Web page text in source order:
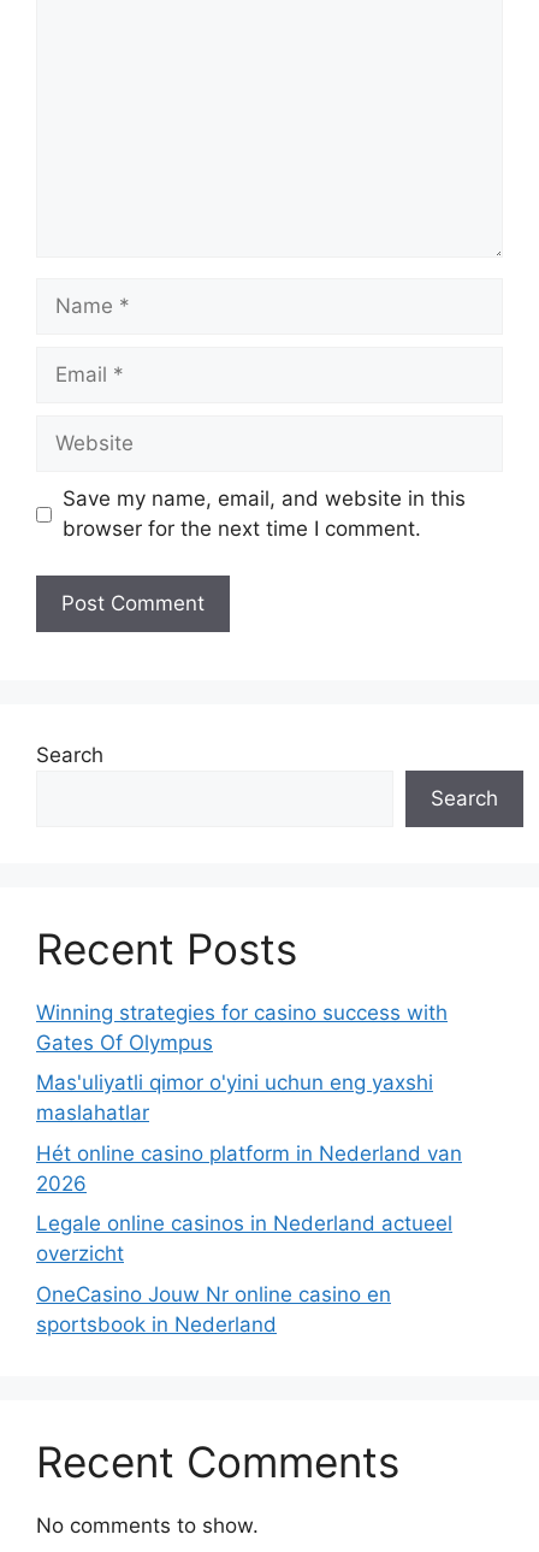
Name
Email
Website
Save my name, email, and website in this
browser for the next time I comment.
Search
Search
Recent Posts
Winning strategies for casino success with
Gates Of Olympus
Mas'uliyatli qimor o'yini uchun eng yaxshi
maslahatlar
Hét online casino platform in Nederland van
2026
Legale online casinos in Nederland actueel
overzicht
OneCasino Jouw Nr online casino en
sportsbook in Nederland
Recent Comments
No comments to show.